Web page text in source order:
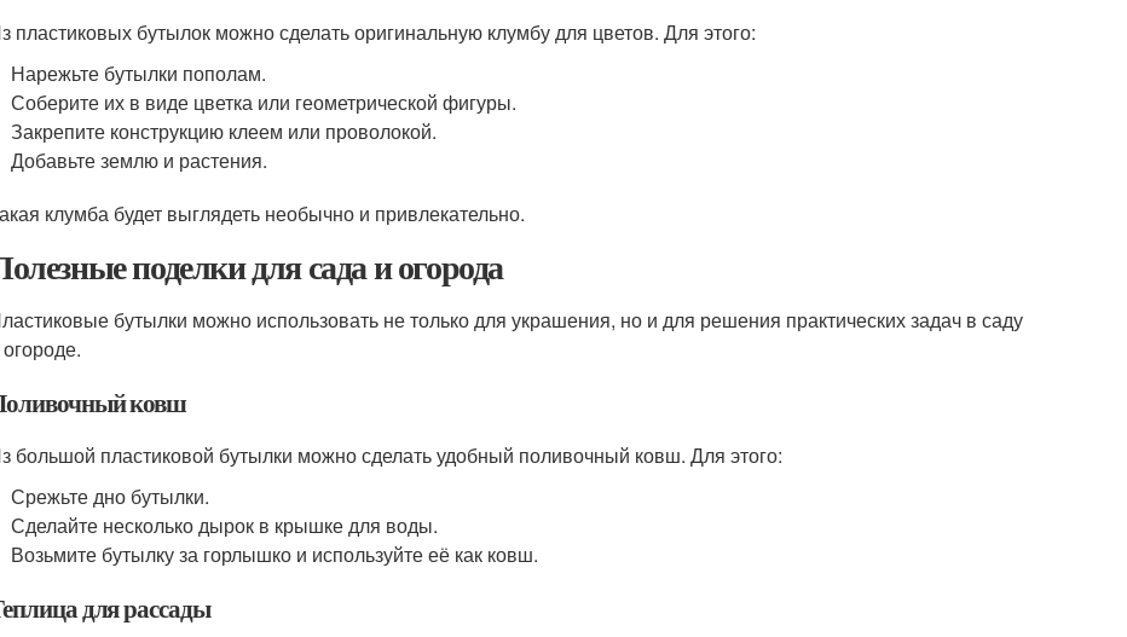
пластиковых бутылок можно сделать оригинальную клумбу для цветов. Для этого:
Нарежьте бутылки пополам.
Соберите их в виде цветка или геометрической фигуры.
Закрепите конструкцию клеем или проволокой.
Добавьте землю и растения.
клумба будет выглядеть необычно и привлекательно.
поделки для сада и огорода
бутылки можно использовать не только для украшения, но и для решения практических задач в саду
ковш
большой пластиковой бутылки можно сделать удобный поливочный ковш. Для этого:
Срежьте дно бутылки.
Сделайте несколько дырок в крышке для воды.
Возьмите бутылку за горлышко и используйте её как ковш.
для рассады